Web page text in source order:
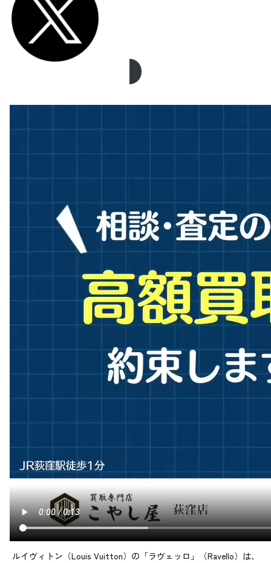
ルイヴィトン（Louis Vuitton）の「ラヴェッロ」（Ravello）は、